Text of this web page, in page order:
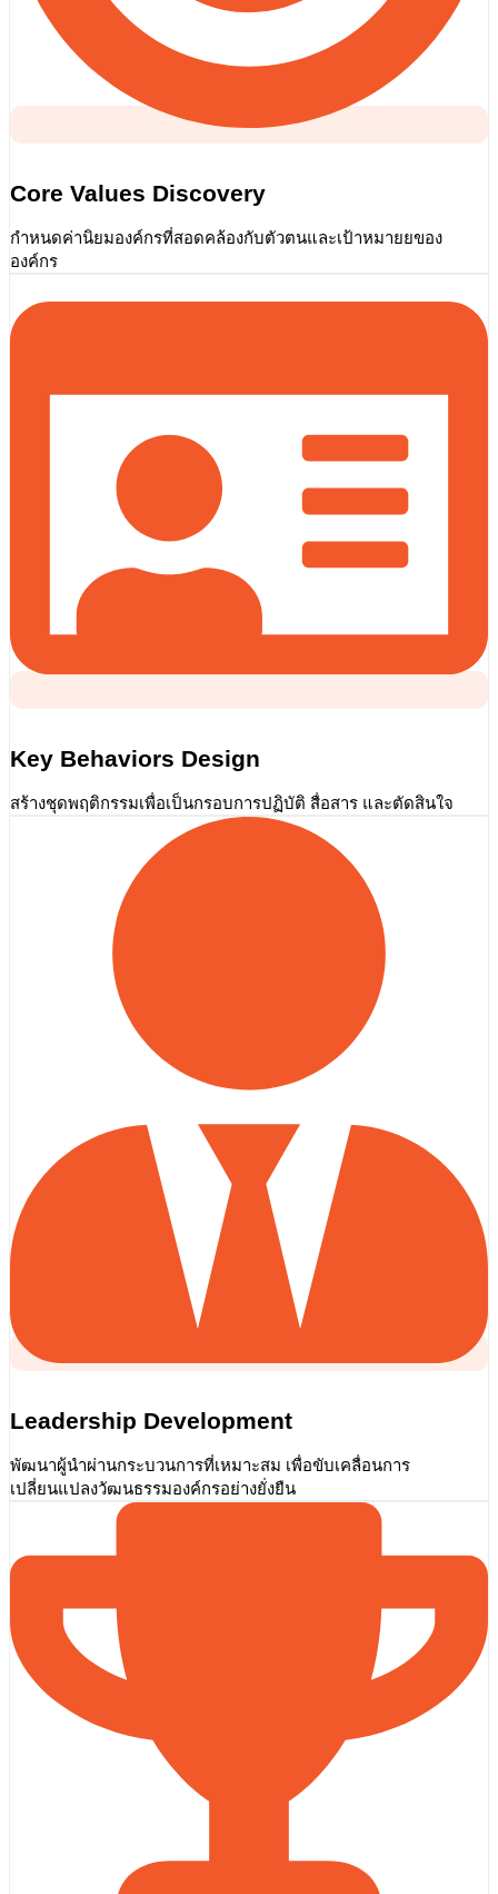
Core Values Discovery
กำหนดค่านิยมองค์กรที่สอดคล้องกับตัวตนและเป้าหมายยของ
องค์กร
Key Behaviors Design
สร้างชุดพฤติกรรมเพื่อเป็นกรอบการปฏิบัติ สื่อสาร และตัดสินใจ
Leadership Development
พัฒนาผู้นำผ่านกระบวนการที่เหมาะสม เพื่อขับเคลื่อนการ
เปลี่ยนแปลงวัฒนธรรมองค์กรอย่างยั่งยืน